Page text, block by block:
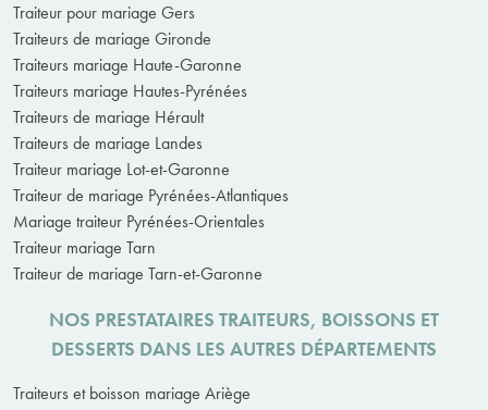
Traiteur pour mariage Gers
Traiteurs de mariage Gironde
Traiteurs mariage Haute-Garonne
Traiteurs mariage Hautes-Pyrénées
Traiteurs de mariage Hérault
Traiteurs de mariage Landes
Traiteur mariage Lot-et-Garonne
Traiteur de mariage Pyrénées-Atlantiques
Mariage traiteur Pyrénées-Orientales
Traiteur mariage Tarn
Traiteur de mariage Tarn-et-Garonne
NOS PRESTATAIRES TRAITEURS, BOISSONS ET
DESSERTS DANS LES AUTRES DÉPARTEMENTS
Traiteurs et boisson mariage Ariège